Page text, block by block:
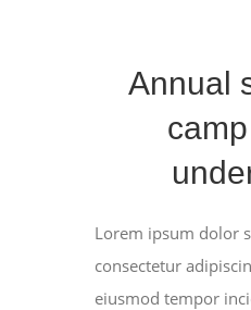
Annual
Lorem ipsum dolor
consectetur
eiusmod tempor